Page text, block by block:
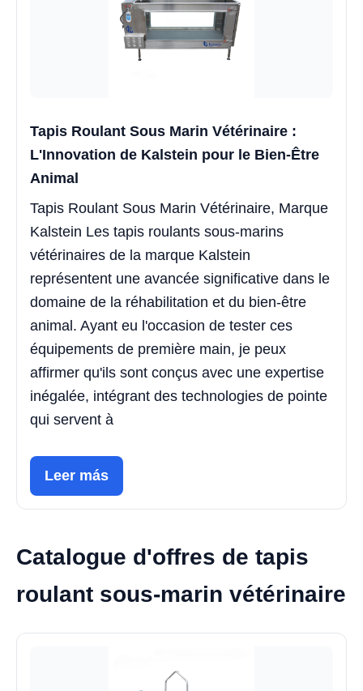
Tapis Roulant Sous Marin Vétérinaire :
L'Innovation de Kalstein pour le Bien-Être
Animal
Tapis Roulant Sous Marin Vétérinaire, Marque
Kalstein Les tapis roulants sous-marins
vétérinaires de la marque Kalstein
représentent une avancée significative dans le
domaine de la réhabilitation et du bien-être
animal. Ayant eu l'occasion de tester ces
équipements de première main, je peux
affirmer qu'ils sont conçus avec une expertise
inégalée, intégrant des technologies de pointe
qui servent à
Leer más
Catalogue d'offres de tapis
roulant sous-marin vétérinaire